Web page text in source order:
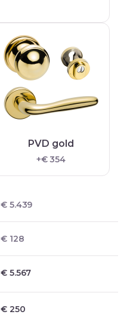
PVD gold
+€ 354
€ 5.439
€ 128
€ 5.567
€250